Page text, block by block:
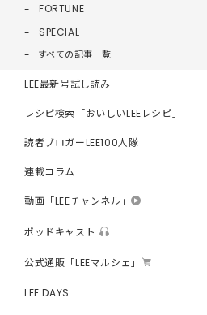
FORTUNE
SPECIAL
すべての記事一覧
LEE最新号試し読み
レシピ検索「おいしいLEEレシピ」
読者ブロガーLEE100人隊
連載コラム
動画「LEEチャンネル」
ポッドキャスト
公式通販「LEEマルシェ」
LEE DAYS